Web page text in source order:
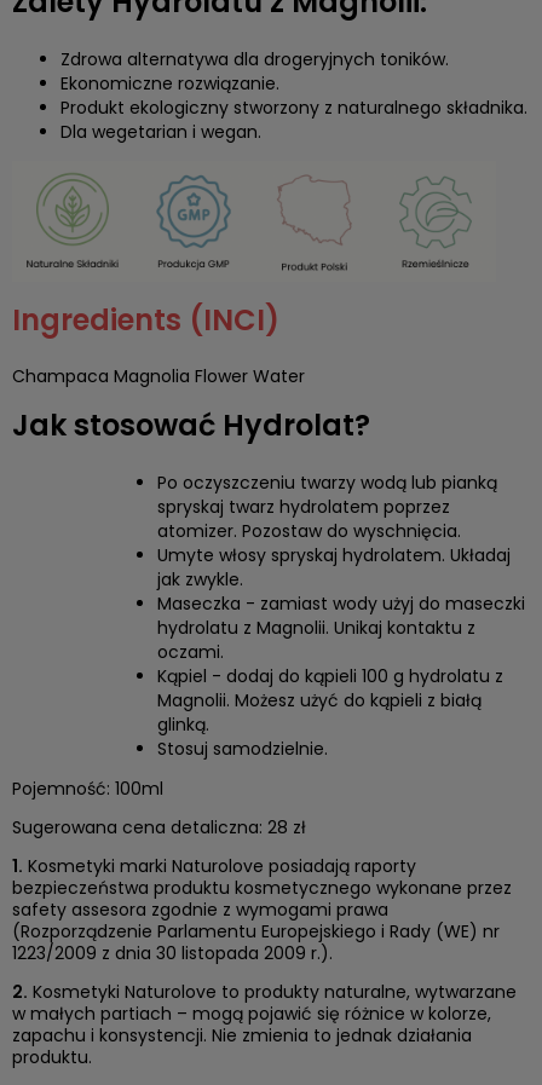
Zdrowa alternatywa dla drogeryjnych toników.
Ekonomiczne rozwiązanie.
Produkt ekologiczny stworzony z naturalnego składnika.
Dla wegetarian i wegan.
Ingredients (INCI)
Champaca Magnolia Flower Water
Jak stosować Hydrolat?
Po oczyszczeniu twarzy wodą lub pianką
spryskaj twarz hydrolatem poprzez
atomizer. Pozostaw do wyschnięcia.
Umyte włosy spryskaj hydrolatem. Układaj
jak zwykle.
Maseczka - zamiast wody użyj do maseczki
hydrolatu z Magnolii. Unikaj kontaktu z
oczami.
Kąpiel - dodaj do kąpieli 100 g hydrolatu z
Magnolii. Możesz użyć do kąpieli z białą
glinką.
Stosuj samodzielnie.
Pojemność: 100ml
Sugerowana cena detaliczna: 28 zł
1. Kosmetyki marki Naturolove posiadają raporty
bezpieczeństwa produktu kosmetycznego wykonane przez
safety assesora zgodnie z wymogami prawa
(Rozporządzenie Parlamentu Europejskiego i Rady (WE) nr
1223/2009 z dnia 30 listopada 2009 r.).
2. Kosmetyki Naturolove to produkty naturalne, wytwarzane
w małych partiach – mogą pojawić się różnice w kolorze,
zapachu i konsystencji. Nie zmienia to jednak działania
produktu.